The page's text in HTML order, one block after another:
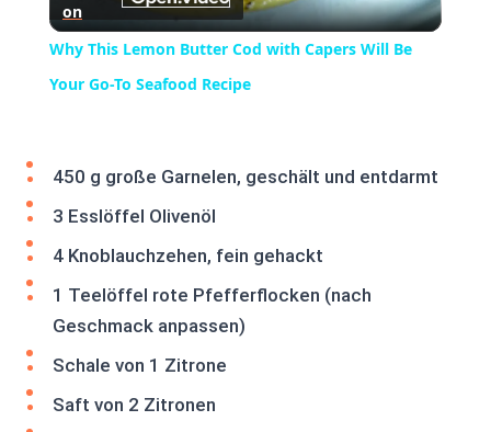
Video
on
Why This Lemon Butter Cod with Capers Will Be
Your Go-To Seafood Recipe
450 g große Garnelen, geschält und entdarmt
3 Esslöffel Olivenöl
4 Knoblauchzehen, fein gehackt
1 Teelöffel rote Pfefferflocken (nach
Geschmack anpassen)
Schale von 1 Zitrone
Saft von 2 Zitronen